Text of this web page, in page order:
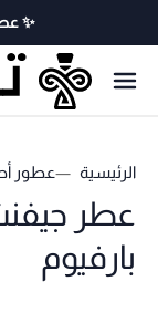
✨ عطور أصلية فاخرة بأسعار منافسة ✨
الرئيسية عطور
عطر
بارفيوم